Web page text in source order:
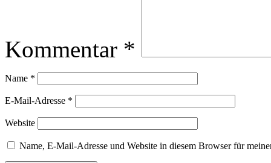
Kommentar *
Name *
E-Mail-Adresse *
Website
Name, E-Mail-Adresse und Website in diesem Browser für